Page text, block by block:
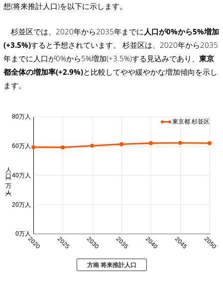
想(将来推計人口)を以下に示します。
杉並区では、2020年から2035年までに 人口が0%から5%増加
(+3.5%)すると予想されています。 杉並区は、2020年から2035
年までに人口が0%から5%増加(+3.5%)する見込みであり、 東京
都全体の増加率(+2.9%)と比較してやや緩やかな増加傾向を示し
ます。
2020 2025 2030 2035 2040 2045 2050
0万人
20万人
40万人
60万人
80万人
人口 (万人)
東京都 杉並区
方南 将来推計人口